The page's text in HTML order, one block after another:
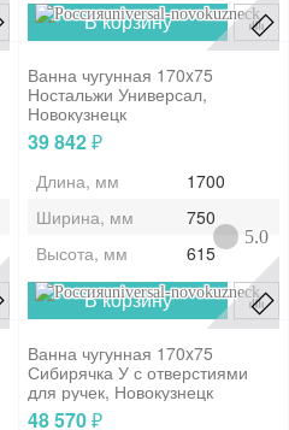
В корзину
universal-novokuzneck
Ванна чугунная 170x75
Ностальжи Универсал,
Новокузнецк
39 842₽
Длина, мм
1700
Ширина, мм
750
Высота, мм
615
В корзину
universal-novokuzneck
5.0
Ванна чугунная 170x75
Сибирячка У с отверстиями
для ручек, Новокузнецк
48 570₽